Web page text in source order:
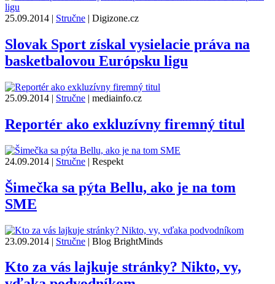
25.09.2014 | Stručne | Digizone.cz
Slovak Sport získal vysielacie práva na
basketbalovou Európsku ligu
25.09.2014 | Stručne | mediainfo.cz
Reportér ako exkluzívny firemný titul
24.09.2014 | Stručne | Respekt
Šimečka sa pýta Bellu, ako je na tom
SME
23.09.2014 | Stručne | Blog BrightMinds
Kto za vás lajkuje stránky? Nikto, vy,